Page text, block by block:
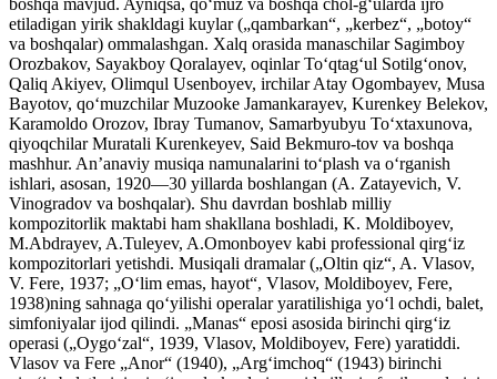
etiladigan yirik shakldagi kuylar („qambarkan“, „kerbez“, „botoy“
va boshqalar) ommalashgan. Xalq orasida manaschilar Sagimboy
Orozbakov, Sayakboy Qoralayev, oqinlar Toʻqtagʻul Sotilgʻonov,
Qaliq Akiyev, Olimqul Usenboyev, irchilar Atay Ogombayev, Musa
Bayotov, qoʻmuzchilar Muzooke Jamankarayev, Kurenkey Belekov,
Karamoldo Orozov, Ibray Tumanov, Samarbyubyu Toʻxtaxunova,
qiyoqchilar Muratali Kurenkeyev, Said Bekmuro-tov va boshqa
mashhur. Anʼanaviy musiqa namunalarini toʻplash va oʻrganish
ishlari, asosan, 1920—30 yillarda boshlangan (A. Zatayevich, V.
Vinogradov va boshqalar). Shu davrdan boshlab milliy
kompozitorlik maktabi ham shakllana boshladi, K. Moldiboyev,
M.Abdrayev, A.Tuleyev, A.Omonboyev kabi professional qirgʻiz
kompozitorlari yetishdi. Musiqali dramalar („Oltin qiz“, A. Vlasov,
V. Fere, 1937; „Oʻlim emas, hayot“, Vlasov, Moldiboyev, Fere,
1938)ning sahnaga qoʻyilishi operalar yaratilishiga yoʻl ochdi, balet,
simfoniyalar ijod qilindi. „Manas“ eposi asosida birinchi qirgʻiz
operasi („Oygoʻzal“, 1939, Vlasov, Moldiboyev, Fere) yaratiddi.
Vlasov va Fere „Anor“ (1940), „Argʻimchoq“ (1943) birinchi